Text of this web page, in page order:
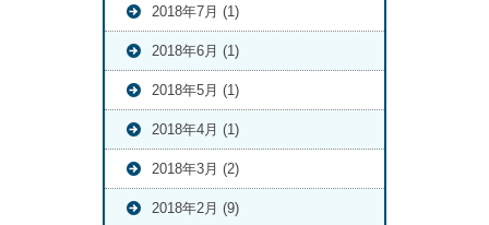
2018年7月 (1)
2018年6月 (1)
2018年5月 (1)
2018年4月 (1)
2018年3月 (2)
2018年2月 (9)